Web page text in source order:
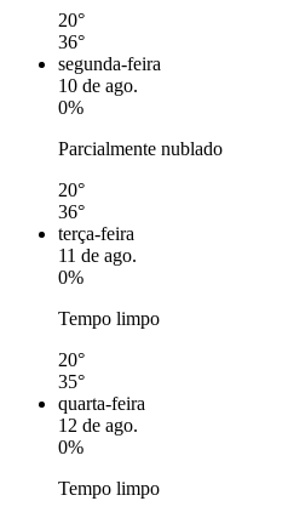
20°
36°
segunda-feira
10 de ago.
0%
Parcialmente nublado
20°
36°
terça-feira
11 de ago.
0%
Tempo limpo
20°
35°
quarta-feira
12 de ago.
0%
Tempo limpo